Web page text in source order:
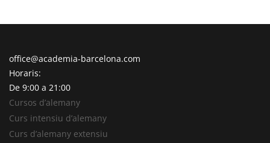
office@academia-barcelona.com
Horaris:
De 9:00 a 21:00
Cursos d’alemany
Curs intensiu d’alemany
Curs d’alemany extensiu